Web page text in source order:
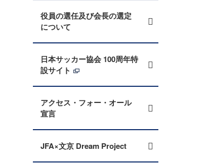
役員の選任及び会長の選定
について
日本サッカー協会 100周年特
設サイト
アクセス・フォー・オール
宣言
JFA×文京 Dream Project